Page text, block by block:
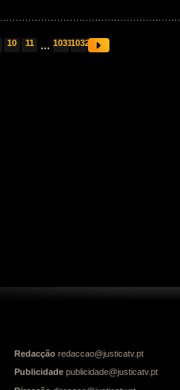
10 11 ... 10311032
Redacção redaccao@justicatv.pt
Publicidade publicidade@justicatv.pt